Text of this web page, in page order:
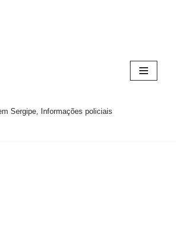
Sergipe, Informações policiais